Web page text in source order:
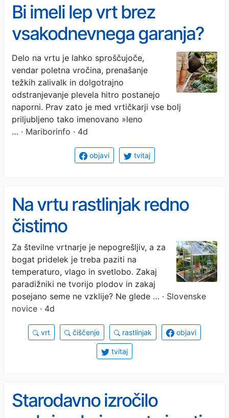
Bi imeli lep vrt brez
vsakodnevnega garanja?
S temi triki bo dela manj,
pridelka pa več
Delo na vrtu je lahko sproščujoče,
vendar poletna vročina, prenašanje
težkih zalivalk in dolgotrajno
odstranjevanje plevela hitro postanejo
naporni. Prav zato je med vrtičkarji vse bolj
priljubljeno tako imenovano »leno
… · Mariborinfo · 4d
objavi tvitaj
Na vrtu rastlinjak redno
čistimo
Za številne vrtnarje je nepogrešljiv, a za
bogat pridelek je treba paziti na
temperaturo, vlago in svetlobo. Zakaj
paradižniki ne tvorijo plodov in zakaj
posejano seme ne vzklije? Ne glede … · Slovenske
novice · 4d
vrt čiščenje rastlinjak objavi
tvitaj
Starodavno izročilo